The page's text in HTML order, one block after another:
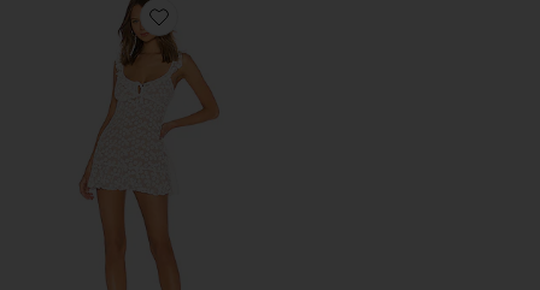
Favorite SUNBEAMS スリーブレスミニドレス